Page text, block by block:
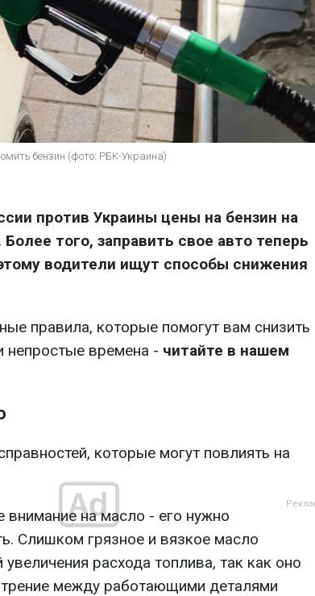
бензин (фото: РБК-Украина)
против Украины цены на бензин на
того, заправить свое авто теперь
водители ищут способы снижения
правила, которые помогут вам снизить
непростые времена - читайте в нашем
которые могут повлиять на
внимание на масло - его нужно
Слишком грязное и вязкое масло
увеличения расхода топлива, так как оно
трение между работающими деталями